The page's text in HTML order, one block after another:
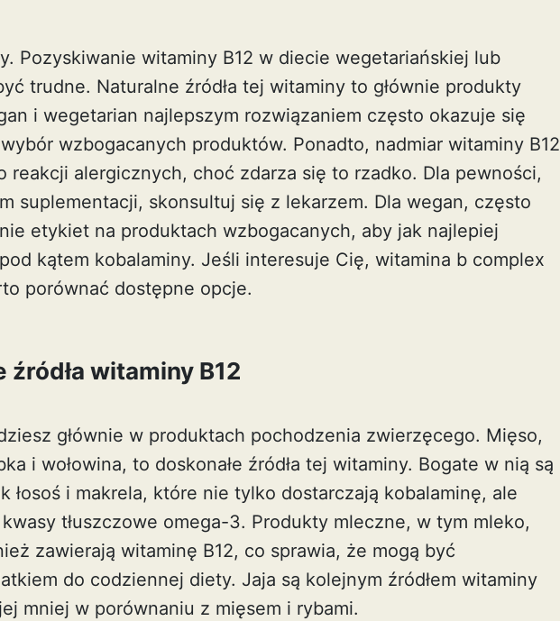
Pozyskiwanie witaminy B12 w diecie wegetariańskiej lub
trudne. Naturalne źródła tej witaminy to głównie produkty
i wegetarian najlepszym rozwiązaniem często okazuje się
wzbogacanych produktów. Ponadto, nadmiar witaminy B12
reakcji alergicznych, choć zdarza się to rzadko. Dla pewności,
suplementacji, skonsultuj się z lekarzem. Dla wegan, często
etykiet na produktach wzbogacanych, aby jak najlepiej
kątem kobalaminy. Jeśli interesuje Cię, witamina b complex
porównać dostępne opcje.
witaminy B12
głównie w produktach pochodzenia zwierzęcego. Mięso,
i wołowina, to doskonałe źródła tej witaminy. Bogate w nią są
łosoś i makrela, które nie tylko dostarczają kobalaminę, ale
tłuszczowe omega-3. Produkty mleczne, w tym mleko,
zawierają witaminę B12, co sprawia, że mogą być
do codziennej diety. Jaja są kolejnym źródłem witaminy
mniej w porównaniu z mięsem i rybami.